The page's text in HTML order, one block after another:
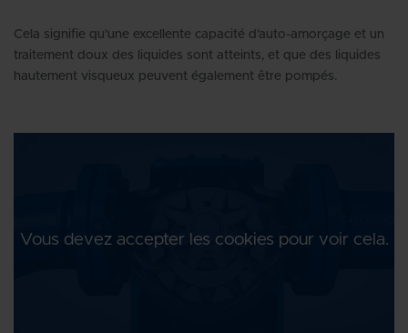
Cela signifie qu'une excellente capacité d'auto-amorçage et un
traitement doux des liquides sont atteints, et que des liquides
hautement visqueux peuvent également être pompés.
Vous devez accepter les cookies pour voir cela.